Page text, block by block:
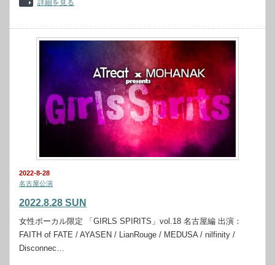
詳細を見る
2022-8-28
名古屋公演
2022.8.28 SUN
女性ボーカル限定 「GIRLS SPIRITS」vol.18 名古屋編 出演：
FAITH of FATE / AYASEN / LianRouge / MEDUSA / nilfinity /
Disconnec…